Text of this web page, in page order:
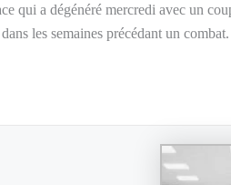
qui a dégénéré mercredi avec un
les semaines précédant un